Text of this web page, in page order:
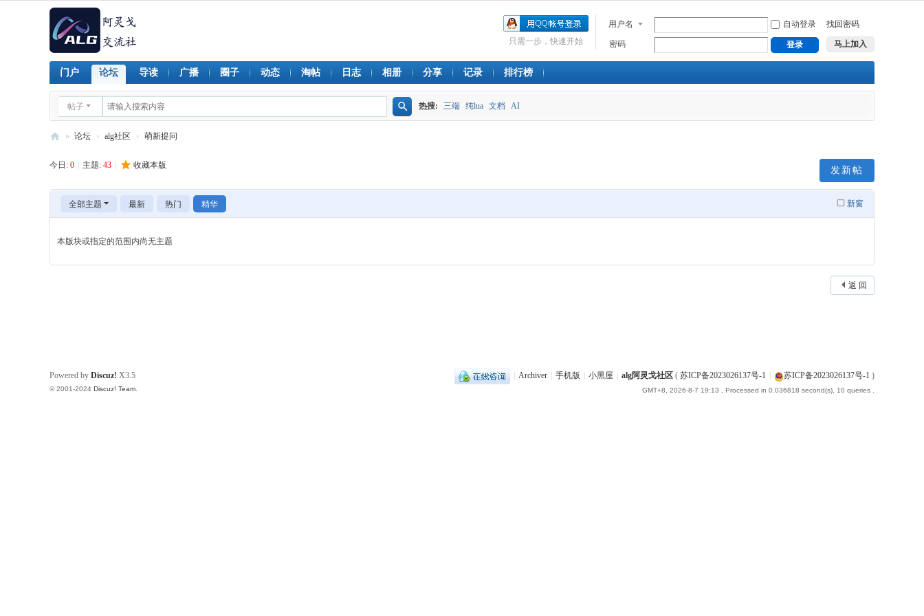
用户名 自动登录 找回密码
密码 登录 马上加入
只需一步，快速开始
门户 论坛 导读 广播 圈子 动态 淘帖 日志 相册 分享 记录 排行榜
帖子 热搜: 三端 纯lua 文档 AI
灵
» 论坛 › alg社区 › 萌新提问
发新帖
今日: 0 主题: 43 收藏本版
新窗
全部主题 最新 热门 精华
本版块或指定的范围内尚无主题
返 回
Archiver 手机版 小黑屋 alg阿灵戈社区 ( 苏ICP备2023026137号-1 苏ICP备2023026137号-1 )
GMT+8, 2026-8-7 19:13 , Processed in 0.036818 second(s), 10 queries .
Powered by Discuz! X3.5
© 2001-2024 Discuz! Team